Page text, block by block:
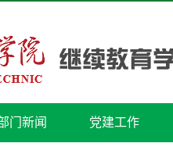
门新闻 党建工作